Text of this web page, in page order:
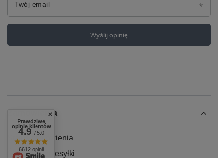
Twój email
Wyślij opinię
Zamówienia
Status zamówienia
Śledzenie przesyłki
Prawdziwe
opinie klientów
4.9/ 5.0
6612 opinii